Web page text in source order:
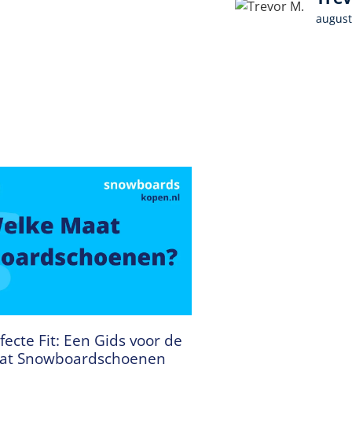
Fit: Een Gids voor de
Snowboardschoenen